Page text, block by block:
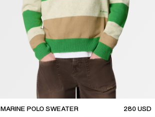
MARINE POLO SWEATER 280USD